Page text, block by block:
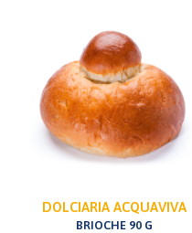
DOLCIARIA ACQUAVIVA
BRIOCHE 90 G